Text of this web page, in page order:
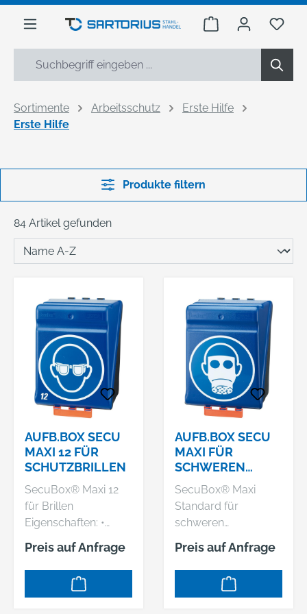
springen
Warenkorb Du
Sortimente Arbeitsschutz
Erste Hilfe
Erste Hilfe
Produkte filtern
84 Artikel gefunden
AUFB.BOX SECU
MAXI 12 FÜR
SCHUTZBRILLEN
SecuBox® Maxi 12
für Brillen
Eigenschaften: •
Behälter aus ABS-
Kunststoff •
Patentierte
Kippöffnung zur
Preis auf Anfrage
AUFB.BOX SECU
MAXI FÜR
SCHWEREN
ATEMSCHUTZ
SecuBox® Maxi
Standard für
schweren
Atemschutz
Eigenschaften: •
Behälter aus ABS-
Kunststoff • Mit
Preis auf Anfrage